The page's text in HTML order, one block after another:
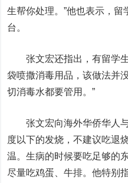
生帮你处理。”他也表示，
台。
张文宏还指出，有留学生
袋喷撒消毒用品，该做法并
切消毒水都要管用。”
张文宏向海外华侨华人与
度以下的发烧，不建议吃退
温。生病的时候要吃足够的
尽量吃鸡蛋、牛排。他特别